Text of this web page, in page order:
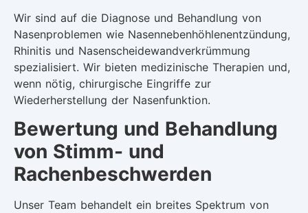
Wir sind auf die Diagnose und Behandlung von
Nasenproblemen wie Nasennebenhöhlenentzündung,
Rhinitis und Nasenscheidewandverkrümmung
spezialisiert. Wir bieten medizinische Therapien und,
wenn nötig, chirurgische Eingriffe zur
Wiederherstellung der Nasenfunktion.
Bewertung und Behandlung
von Stimm- und
Rachenbeschwerden
Unser Team behandelt ein breites Spektrum von